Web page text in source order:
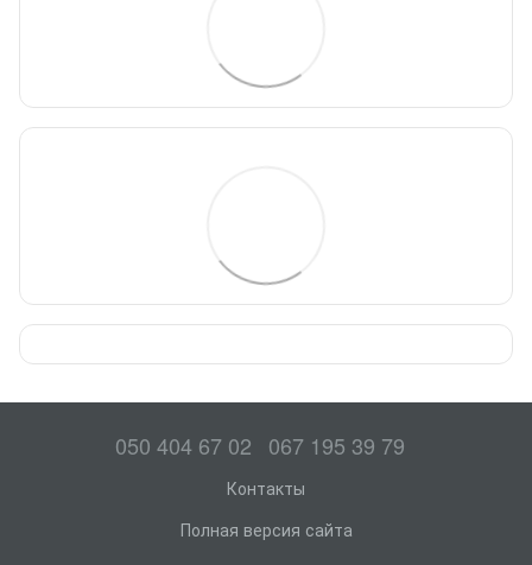
050 404 67 02 067 195 39 79
Контакты
Полная версия сайта